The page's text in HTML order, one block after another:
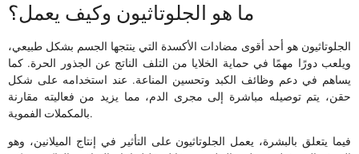
ما هو الجلوتاثيون وكيف يعمل؟
الجلوتاثيون هو أحد أقوى مضادات الأكسدة التي ينتجها الجسم بشكل طبيعي،
ويلعب دورًا مهمًا في حماية الخلايا من التلف الناتج عن الجذور الحرة. كما
يساهم في دعم وظائف الكبد وتحسين المناعة. عند استخدامه على شكل
حقن، يتم توصيله مباشرة إلى مجرى الدم، مما يزيد من فعاليته مقارنة
بالمكملات الفموية.
فيما يتعلق بالبشرة، يعمل الجلوتاثيون على التأثير في إنتاج الميلانين، وهو